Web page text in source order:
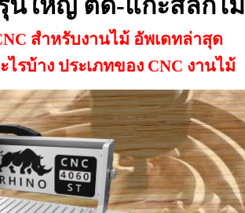
สำหรับงานไม้ อัพเดทล่าสุด
รบ้าง ประเภทของ CNC งานไม้